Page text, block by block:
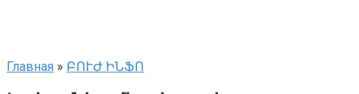
Главная » ԲՈՒԺ ԻՆՖՈ